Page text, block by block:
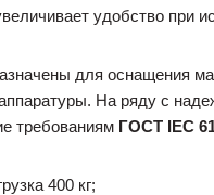
удобство при
для оснащения
На ряду с
требованиям ГОСТ IEC
400 кг;